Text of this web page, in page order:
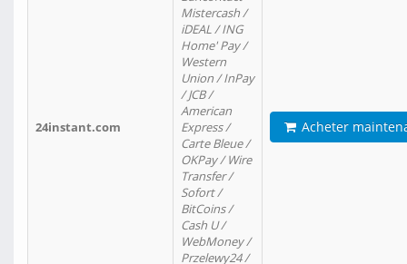
24instant.com
Mistercash /
iDEAL / ING
Home' Pay /
Western
Union / InPay
/ JCB /
American
Express /
Carte Bleue /
OKPay / Wire
Transfer /
Sofort /
BitCoins /
Cash U /
WebMoney /
Przelewy24 /
Acheter